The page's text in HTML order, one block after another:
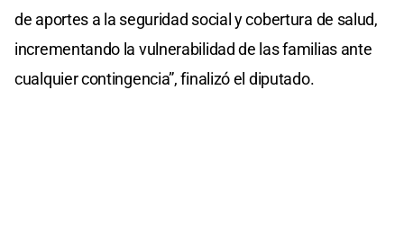
de aportes a la seguridad social y cobertura de salud,
incrementando la vulnerabilidad de las familias ante
cualquier contingencia”, finalizó el diputado.